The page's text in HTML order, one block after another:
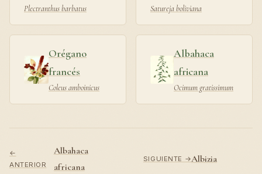
Plectranthus barbatus Satureja boliviana
Orégano
francés
Coleus amboinicus
Albahaca
africana
Ocimum gratissimum
←
ANTERIOR
Albahaca
africana
SIGUIENTE →Albizia